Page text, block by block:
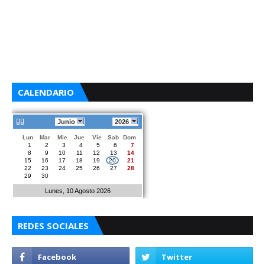
CALENDARIO
Junio 2026
Lun Mar Mie Jue Vie Sab
Dom
1
2 3 4 5 6
7
8
9 10 11 12 13
14
15
16 17 18 19 20
21
22
23 24 25 26 27
28
29
30
Lunes, 10 Agosto 2026
REDES SOCIALES